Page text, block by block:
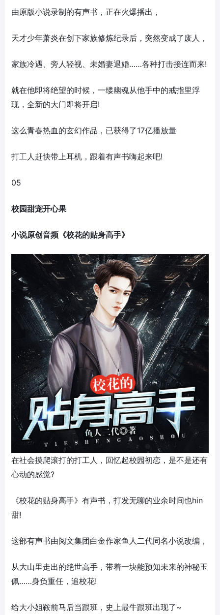
由原版小说录制的有声书，正在火爆播出，
天才少年萧炎在创下家族修炼纪录后，突然变成了废人，
家族冷遇、旁人轻视、未婚妻退婚……各种打击接连而来!
就在他即将绝望的时候，一缕幽魂从他手中的戒指里浮
现，全新的大门即将开启!
这么青春热血的玄幻作品，已获得了17亿播放量
打工人赶快带上耳机，跟着有声书嗨起来吧!
05
校园甜宠开心果
小说原创音频《校花的贴身高手》
在社会摸爬滚打的打工人，回忆起校园初恋，是不是还有
心动的感觉?
《校花的贴身高手》有声书，打发无聊的业余时间也hin
甜!
这部有声书由阅文集团白金作家鱼人二代同名小说改编，
从大山里走出的绝世高手，带着一块能预知未来的神秘玉
佩……身负重任，追校花!
给大小姐鞍前马后当跟班，史上最牛跟班出现了~